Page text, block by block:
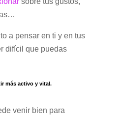
a pensar en ti y en tus
difícil que puedas
más activo y vital.
venir bien para